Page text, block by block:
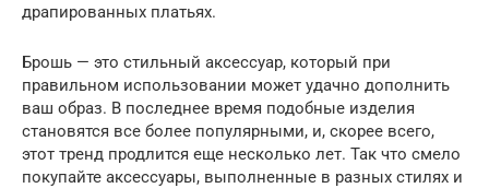
драпированных платьях.
Брошь — это стильный аксессуар, который при
правильном использовании может удачно дополнить
ваш образ. В последнее время подобные изделия
становятся все более популярными, и, скорее всего,
этот тренд продлится еще несколько лет. Так что смело
покупайте аксессуары, выполненные в разных стилях и